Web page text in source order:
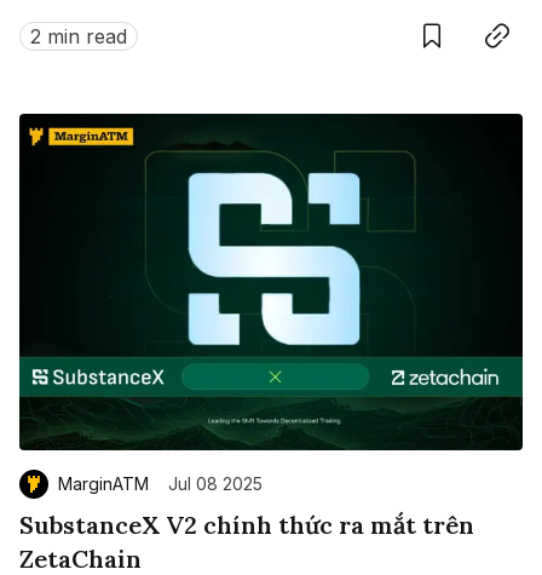
này?
2 min read
MarginATM Jul 08 2025
SubstanceX V2 chính thức ra mắt trên
ZetaChain